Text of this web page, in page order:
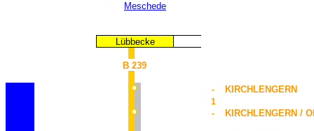
Meschede
Lübbecke
B 239
- KIRCHLENGERN
1
-
KIRCHLENGERN /